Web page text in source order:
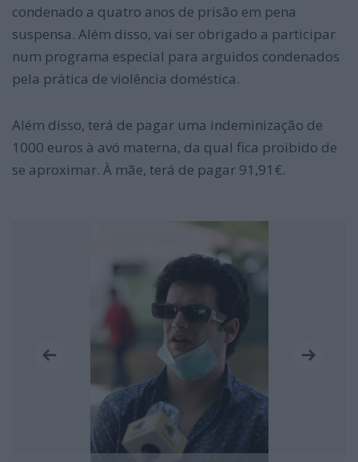
condenado a quatro anos de prisão em pena
suspensa. Além disso, vai ser obrigado a participar
num programa especial para arguidos condenados
pela prática de violência doméstica.
Além disso, terá de pagar uma indeminização de
1000 euros à avó materna, da qual fica proibido de
se aproximar. À mãe, terá de pagar 91,91€.